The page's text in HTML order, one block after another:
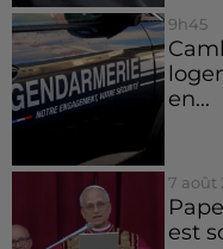
9h45
en...
7 août
est